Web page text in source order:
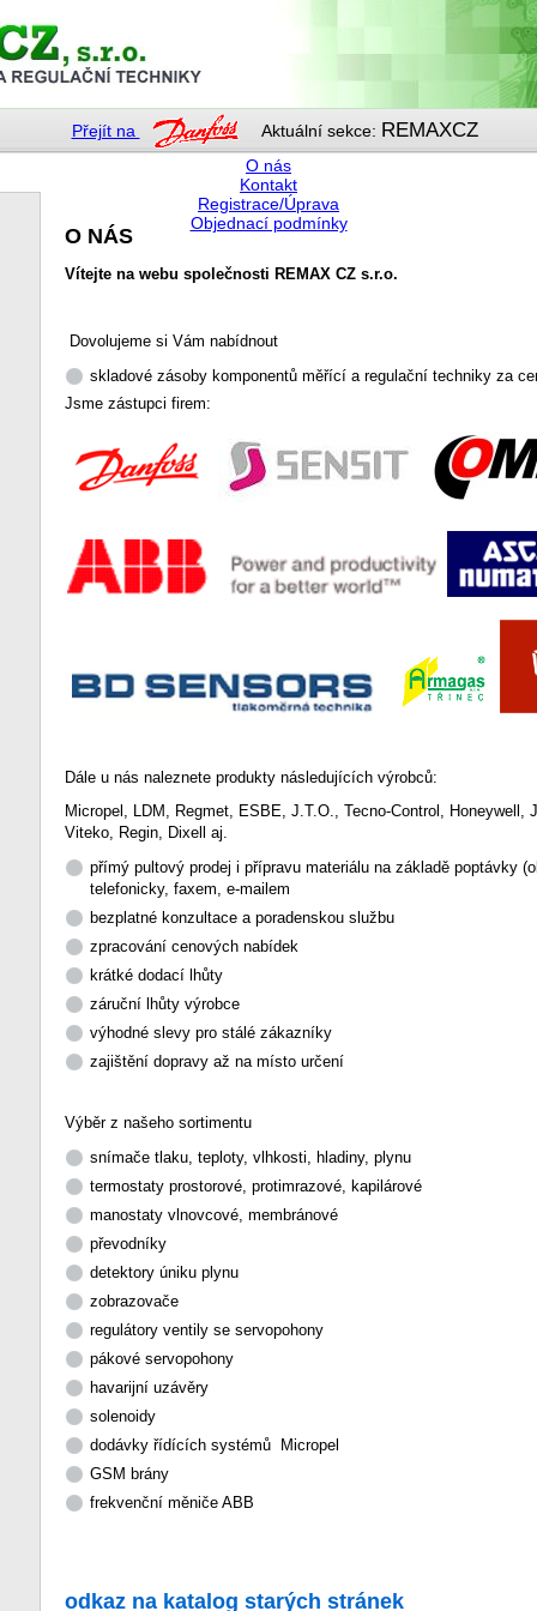
Přejít na Aktuální sekce: REMAXCZ
O nás
Kontakt
Registrace/Úprava
Objednací podmínky
O NÁS
Vítejte na webu společnosti REMAX CZ s.r.o.
Dovolujeme si Vám nabídnout
skladové zásoby komponentů měřící a regulační techniky za
Jsme zástupci firem:
Dále u nás naleznete produkty následujících výrobců:
Micropel, LDM, Regmet, ESBE, J.T.O., Tecno-Control, Honeywell,
Viteko, Regin, Dixell aj.
přímý pultový prodej i přípravu materiálu na základě poptávky
telefonicky, faxem, e-mailem
bezplatné konzultace a poradenskou službu
zpracování cenových nabídek
krátké dodací lhůty
záruční lhůty výrobce
výhodné slevy pro stálé zákazníky
zajištění dopravy až na místo určení
Výběr z našeho sortimentu
snímače tlaku, teploty, vlhkosti, hladiny, plynu
termostaty prostorové, protimrazové, kapilárové
manostaty vlnovcové, membránové
převodníky
detektory úniku plynu
zobrazovače
regulátory ventily se servopohony
pákové servopohony
havarijní uzávěry
solenoidy
dodávky řídících systémů Micropel
GSM brány
frekvenční měniče ABB
odkaz na katalog starých stránek